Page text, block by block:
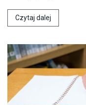
Czytaj dalej